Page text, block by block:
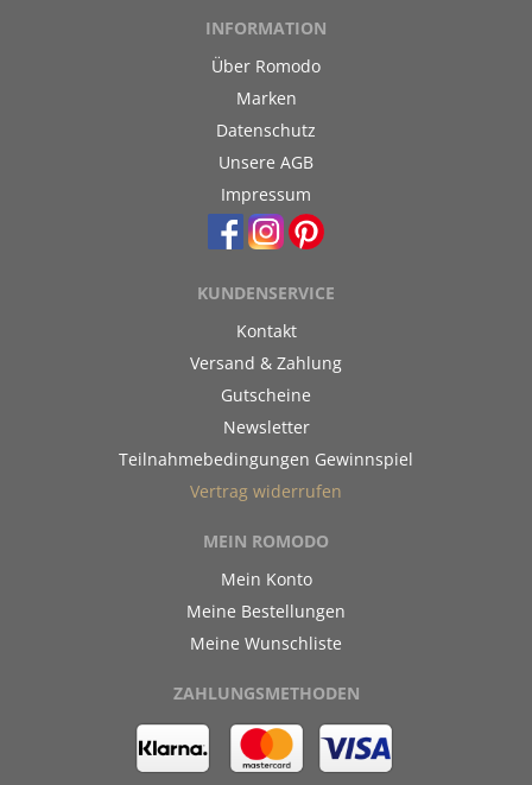
INFORMATION
Über Romodo
Marken
Datenschutz
Unsere AGB
Impressum
KUNDENSERVICE
Kontakt
Versand & Zahlung
Gutscheine
Newsletter
Teilnahmebedingungen Gewinnspiel
Vertrag widerrufen
MEIN ROMODO
Mein Konto
Meine Bestellungen
Meine Wunschliste
ZAHLUNGSMETHODEN